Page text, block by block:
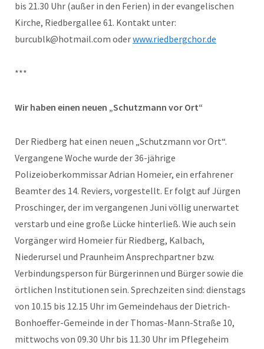
bis 21.30 Uhr (außer in den Ferien) in der evangelischen
Kirche, Riedbergallee 61. Kontakt unter:
burcublk@hotmail.com oderwww.riedbergchor.de
***
Wir haben einen neuen „Schutzmann vor Ort“
Der Riedberg hat einen neuen „Schutzmann vor Ort“.
Vergangene Woche wurde der 36-jährige
Polizeioberkommissar Adrian Homeier, ein erfahrener
Beamter des 14. Reviers, vorgestellt. Er folgt auf Jürgen
Proschinger, der im vergangenen Juni völlig unerwartet
verstarb und eine große Lücke hinterließ. Wie auch sein
Vorgänger wird Homeier für Riedberg, Kalbach,
Niederursel und Praunheim Ansprechpartner bzw.
Verbindungsperson für Bürgerinnen und Bürger sowie die
örtlichen Institutionen sein. Sprechzeiten sind: dienstags
von 10.15 bis 12.15 Uhr im Gemeindehaus der Dietrich-
Bonhoeffer-Gemeinde in der Thomas-Mann-Straße 10,
mittwochs von 09.30 Uhr bis 11.30 Uhr im Pflegeheim